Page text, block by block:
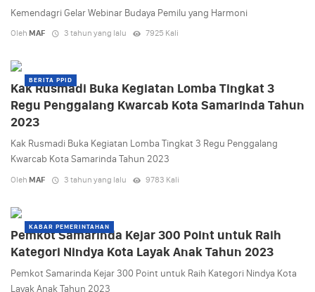
Kemendagri Gelar Webinar Budaya Pemilu yang Harmoni
Oleh MAF 3 tahun yang lalu 7925 Kali
BERITA PPID
Kak Rusmadi Buka Kegiatan Lomba Tingkat 3
Regu Penggalang Kwarcab Kota Samarinda Tahun
2023
Kak Rusmadi Buka Kegiatan Lomba Tingkat 3 Regu Penggalang
Kwarcab Kota Samarinda Tahun 2023
Oleh MAF 3 tahun yang lalu 9783 Kali
KABAR PEMERINTAHAN
Pemkot Samarinda Kejar 300 Point untuk Raih
Kategori Nindya Kota Layak Anak Tahun 2023
Pemkot Samarinda Kejar 300 Point untuk Raih Kategori Nindya Kota
Layak Anak Tahun 2023